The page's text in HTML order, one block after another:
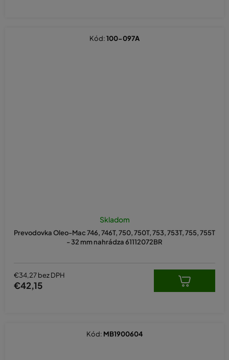
Prevodovka Oleo-Mac 746, 746T, 750, 750T, 753, 753T, 755, 755T
- 32 mm nahrádza 61112072BR
Skladom
€34,27 bez DPH
€42,15
Kód:100-097A
Kód: MB1900604